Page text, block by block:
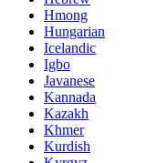
Hmong
Hungarian
Icelandic
Igbo
Javanese
Kannada
Kazakh
Khmer
Kurdish